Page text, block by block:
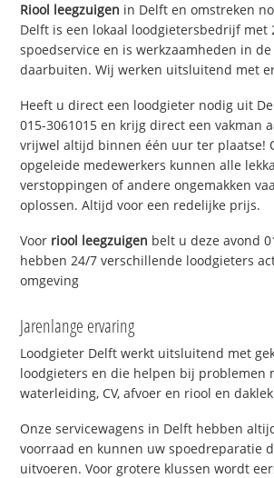
Riool leegzuigen in Delft en omstreken
Delft is een lokaal loodgietersbedrijf met
spoedservice en is werkzaamheden in
daarbuiten. Wij werken uitsluitend met
Heeft u direct een loodgieter nodig uit
015-3061015 en krijg direct een vakman
vrijwel altijd binnen één uur ter plaatse!
opgeleide medewerkers kunnen alle
verstoppingen of andere ongemakken
oplossen. Altijd voor een redelijke prijs.
Voor riool leegzuigen belt u deze avond
hebben 24/7 verschillende loodgieters
omgeving
Jarenlange ervaring
Loodgieter Delft werkt uitsluitend met
loodgieters en die helpen bij problemen
waterleiding, CV, afvoer en riool en
Onze servicewagens in Delft hebben
voorraad en kunnen uw spoedreparatie
uitvoeren. Voor grotere klussen wordt